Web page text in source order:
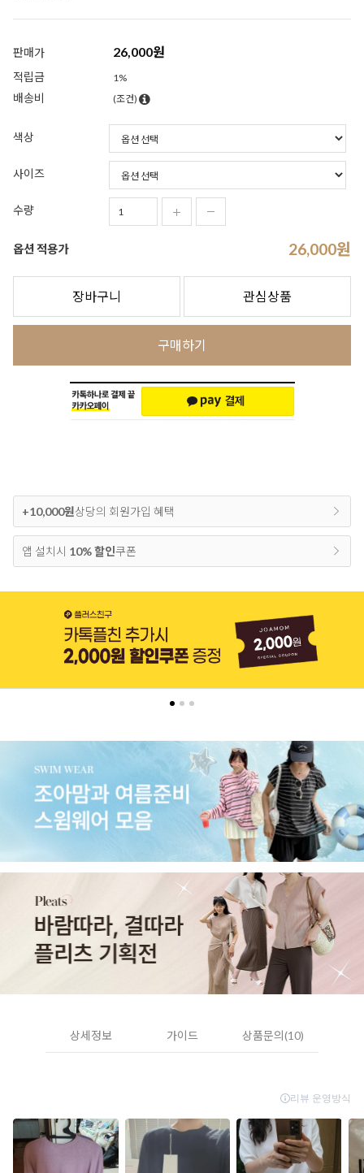
판매가 26,000원
적립금 1%
배송비 (조건)
색상
사이즈
수량
옵션 적용가 26,000원
장바구니 관심상품
구매하기
+10,000원상당의 회원가입 혜택
앱 설치시 10% 할인쿠폰
상세정보 가이드 상품문의(10)